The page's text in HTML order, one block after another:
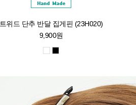
트위드 단추 반달 집게핀 (23H020)
9,900원